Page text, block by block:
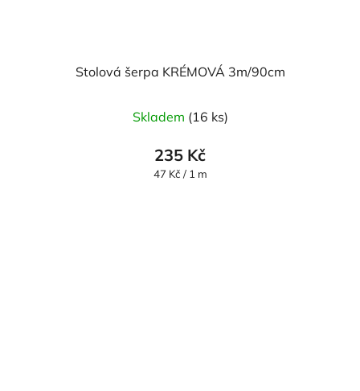
Stolová šerpa KRÉMOVÁ 3m/90cm
Skladem (16 ks)
235 Kč
Měrná
47 Kč / 1 m